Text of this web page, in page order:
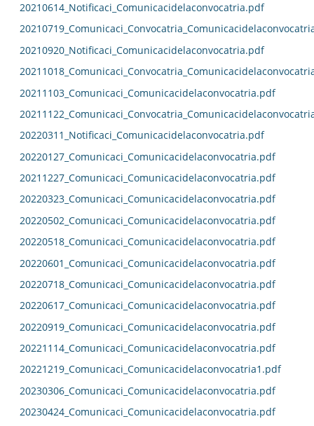
20210614_Notificaci_Comunicacidelaconvocatria.pdf
20210920_Notificaci_Comunicacidelaconvocatria.pdf
20211103_Comunicaci_Comunicacidelaconvocatria.pdf
20220311_Notificaci_Comunicacidelaconvocatria.pdf
20220127_Comunicaci_Comunicacidelaconvocatria.pdf
20211227_Comunicaci_Comunicacidelaconvocatria.pdf
20220323_Comunicaci_Comunicacidelaconvocatria.pdf
20220502_Comunicaci_Comunicacidelaconvocatria.pdf
20220518_Comunicaci_Comunicacidelaconvocatria.pdf
20220601_Comunicaci_Comunicacidelaconvocatria.pdf
20220718_Comunicaci_Comunicacidelaconvocatria.pdf
20220617_Comunicaci_Comunicacidelaconvocatria.pdf
20220919_Comunicaci_Comunicacidelaconvocatria.pdf
20221114_Comunicaci_Comunicacidelaconvocatria.pdf
20221219_Comunicaci_Comunicacidelaconvocatria1.pdf
20230306_Comunicaci_Comunicacidelaconvocatria.pdf
20230424_Comunicaci_Comunicacidelaconvocatria.pdf